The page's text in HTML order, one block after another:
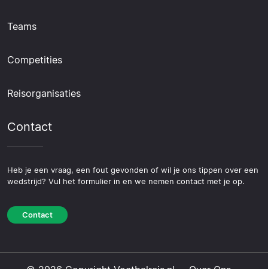
Teams
Competities
Reisorganisaties
Contact
Heb je een vraag, een fout gevonden of wil je ons tippen over een
wedstrijd? Vul het formulier in en we nemen contact met je op.
Contact